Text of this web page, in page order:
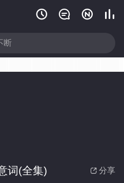
   
 分享
词(全集)